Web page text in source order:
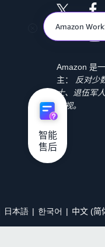
Amazon 是
主：
反对少
士、退伍军
歧视。
日本語 한국어 中文 (简
Amazon
智能
售后